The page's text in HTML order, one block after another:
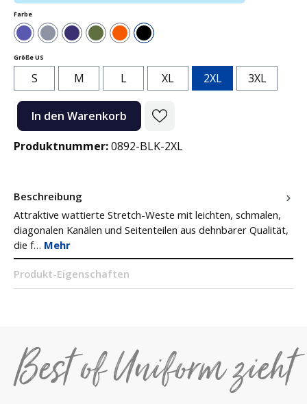
Farbeauswählen
BlauGrauNavyOlivgrün
OrangeSchwarz
Größe US
S M L XL 2XL 3XL
Produkt Anzahl: Gib den gewünschten Wert ein oder benutze die
In den Warenkorb
Produktnummer:0892-BLK-2XL
Beschreibung
Attraktive wattierte Stretch-Weste mit leichten, schmalen,
diagonalen Kanälen und Seitenteilen aus dehnbarer Qualität,
die f… Mehr
Produkt-Eigenschaften
Best of Uniform zieht